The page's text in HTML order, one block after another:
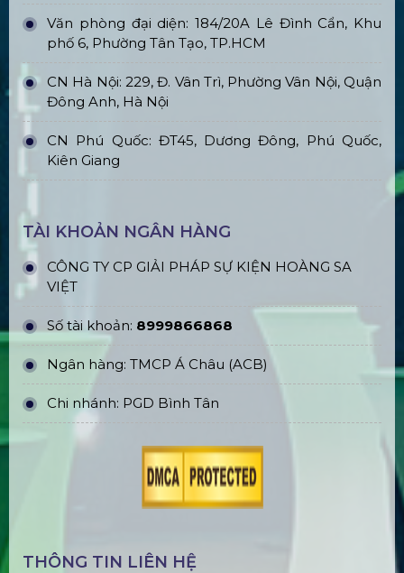
Văn phòng đại diện: 184/20A Lê Đình Cẩn, Khu
phố 6, Phường Tân Tạo, TP.HCM
CN Hà Nội: 229, Đ. Vân Trì, Phường Vân Nội, Quận
Đông Anh, Hà Nội
CN Phú Quốc: ĐT45, Dương Đông, Phú Quốc,
Kiên Giang
TÀI KHOẢN NGÂN HÀNG
CÔNG TY CP GIẢI PHÁP SỰ KIỆN HOÀNG SA
VIỆT
Số tài khoản: 8999866868
Ngân hàng: TMCP Á Châu (ACB)
Chi nhánh: PGD Bình Tân
THÔNG TIN LIÊN HỆ